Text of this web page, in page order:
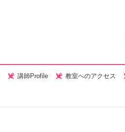
講師Profile 教室へのアクセス